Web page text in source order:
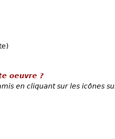
oeuvre ?
en cliquant sur les icônes